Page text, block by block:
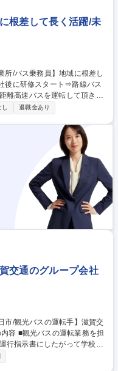
ロジェクトの主導、安全KP
応）の責任者業務全般 【業
メント/正社員
根差して長く活躍/未
離高速バスを運転して頂きま
幅広いエリアに行くことがで
自の教習コースと車両を用い
”を応援します！※ステップア
範囲：当社業務全般 【ある1
■06:20 乗務開始■10:00 自由
【大森営業
経験者歓迎★
退職金あり
交通のグループ会社
行指示書にしたがって学校生
等があります。★八日市営業